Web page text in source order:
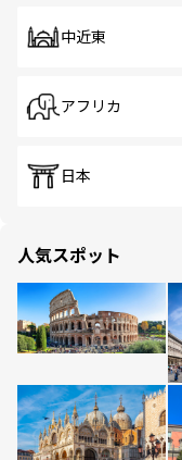
中近東
アフリカ
日本
人気スポット